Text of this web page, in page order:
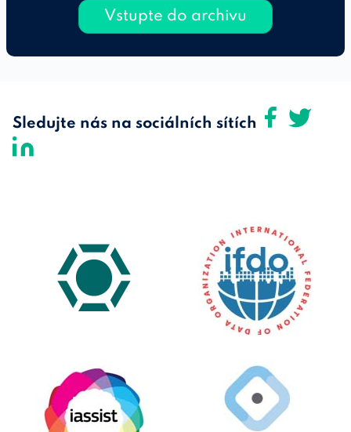
Vstupte do archivu
Sledujte nás na sociálních sítích